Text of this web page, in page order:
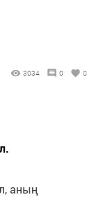
3034 0 0
аның